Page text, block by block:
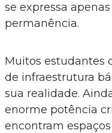
se expressa
permanência.
Muitos estudantes
de infraestrutura
sua realidade.
enorme potência
encontram